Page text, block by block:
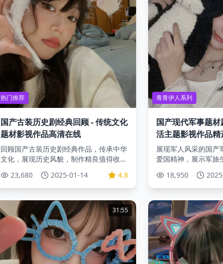
热门推荐
国产古装历史剧经典回顾 - 传统文化
题材影视作品高清在线
回顾国产古装历史剧经典作品，传承中华
文化，展现历史风貌，制作精良值得收
23,680 2025-01-14 4.8
青青伊人系列
国产现代军事题
活主题影视作品精
展现军人风采的国产
爱国精神，展示军旅
18,950
31:55